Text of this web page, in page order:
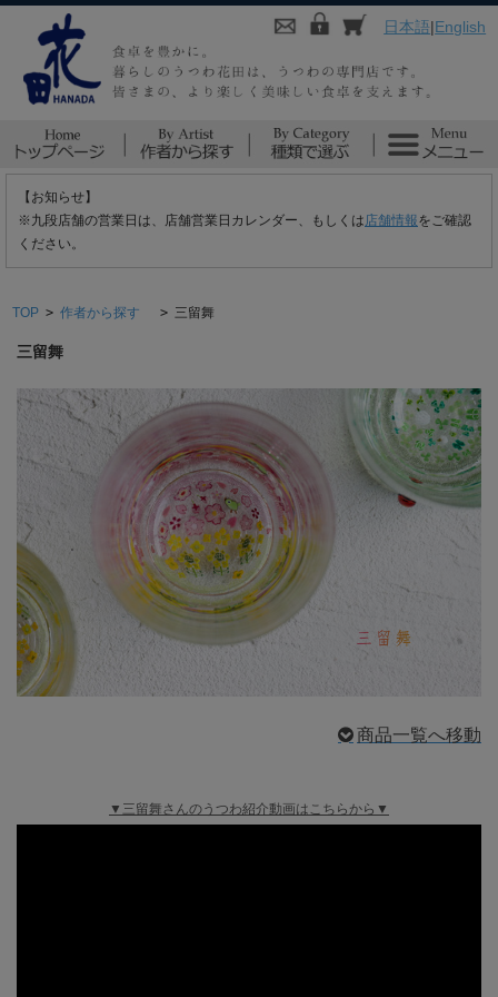
日本語|English
【お知らせ】
※九段店舗の営業日は、店舗営業日カレンダー、もしくは 店舗情報をご確認
ください。
TOP > 作者から探す > 三留舞
三留舞
商品一覧へ移動
▼三留舞さんのうつわ紹介動画はこちらから▼